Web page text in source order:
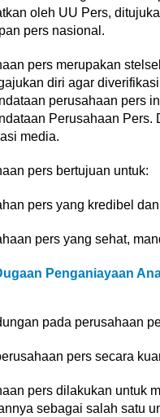
oleh UU Pers,
pers nasional.
pers merupakan
diri agar
perusahaan pers
Perusahaan
media.
pers bertujuan untuk:
pers yang kredibel
pers yang sehat,
Penganiayaan
pada perusahaan
pers secara
pers dilakukan untuk
sebagai salah satu